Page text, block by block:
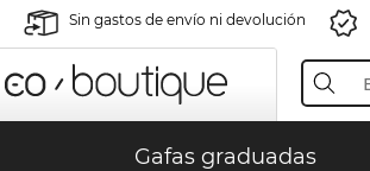
Sin gastos de envío ni devolución
Gafas graduadas